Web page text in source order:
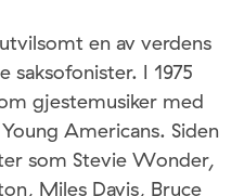
en av verdens
saksofonister. I 1975
gjestemusiker med
Americans. Siden
som Stevie Wonder,
Miles Davis, Bruce